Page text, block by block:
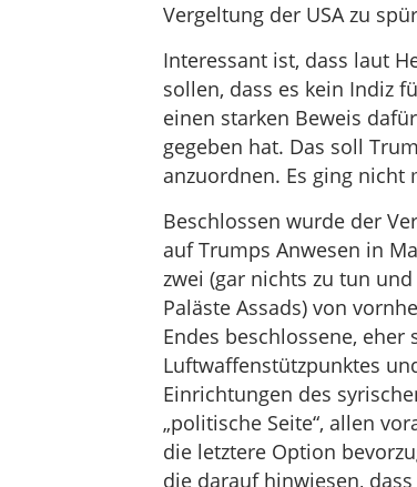
Vergeltung der USA zu
Interessant ist, dass laut
sollen, dass es kein Indiz
einen starken Beweis
gegeben hat. Das soll
anzuordnen. Es ging nicht
Beschlossen wurde der
auf Trumps Anwesen in
zwei (gar nichts zu tun
Paläste Assads) von
Endes beschlossene,
Luftwaffenstützpunktes
Einrichtungen des
„politische Seite“, allen
die letztere Option
die darauf hinwiesen,